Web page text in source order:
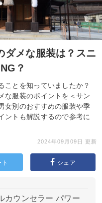
ダメな服装は？スニ
？
ことを知っていましたか？
な服装のポイントを＜サン
女別のおすすめの服装や季
ントも解説するので参考に
2024年09月09日 更新
シェア
カウンセラー パワー